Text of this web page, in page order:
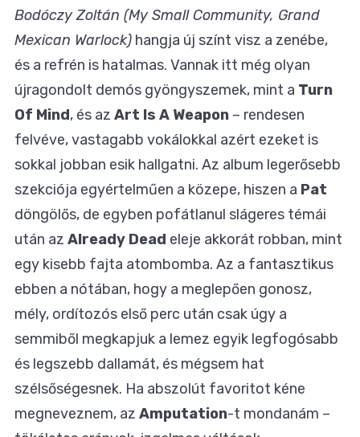
Bodóczy Zoltán (My Small Community, Grand
Mexican Warlock) hangja új színt visz a zenébe,
és a refrén is hatalmas. Vannak itt még olyan
újragondolt demós gyöngyszemek, mint a Turn
Of Mind, és az Art Is A Weapon – rendesen
felvéve, vastagabb vokálokkal azért ezeket is
sokkal jobban esik hallgatni. Az album legerősebb
szekciója egyértelműen a közepe, hiszen a Pat
döngölős, de egyben pofátlanul slágeres témái
után az Already Dead eleje akkorát robban, mint
egy kisebb fajta atombomba. Az a fantasztikus
ebben a nótában, hogy a meglepően gonosz,
mély, ordítozós első perc után csak úgy a
semmiből megkapjuk a lemez egyik legfogósabb
és legszebb dallamát, és mégsem hat
szélsőségesnek. Ha abszolút favoritot kéne
megneveznem, az Amputation-t mondanám –